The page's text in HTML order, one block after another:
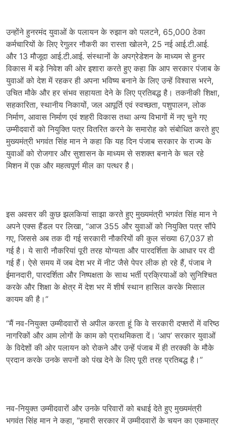
उन्होंने हुनरमंद युवाओं के पलायन के रुझान को पलटने, 65,000 ठेका
कर्मचारियों के लिए रेगुलर नौकरी का रास्ता खोलने, 25 नई आई.टी.आई.
और 13 मौजूदा आई.टी.आई. संस्थानों के अपग्रेडेशन के माध्यम से हुनर
विकास में बड़े निवेश की ओर इशारा करते हुए कहा कि आप सरकार पंजाब के
युवाओं को देश में रहकर ही अपना भविष्य बनाने के लिए उन्हें विश्वास भरने,
उचित मौके और हर संभव सहायता देने के लिए प्रतिबद्ध है। तकनीकी शिक्षा,
सहकारिता, स्थानीय निकायों, जल आपूर्ति एवं स्वच्छता, पशुपालन, लोक
निर्माण, आवास निर्माण एवं शहरी विकास तथा अन्य विभागों में नए चुने गए
उम्मीदवारों को नियुक्ति पत्र वितरित करने के समारोह को संबोधित करते हुए
मुख्यमंत्री भगवंत सिंह मान ने कहा कि यह दिन पंजाब सरकार के राज्य के
युवाओं को रोजगार और सुशासन के माध्यम से सशक्त बनाने के चल रहे
मिशन में एक और महत्वपूर्ण मील का पत्थर है।
इस अवसर की कुछ झलकियां साझा करते हुए मुख्यमंत्री भगवंत सिंह मान ने
अपने एक्स हैंडल पर लिखा, “आज 355 और युवाओं को नियुक्ति पत्र सौंपे
गए, जिससे अब तक दी गई सरकारी नौकरियों की कुल संख्या 67,037 हो
गई है। ये सारी नौकरियां पूरी तरह योग्यता और पारदर्शिता के आधार पर दी
गई हैं। ऐसे समय में जब देश भर में नीट जैसे पेपर लीक हो रहे हैं, पंजाब ने
ईमानदारी, पारदर्शिता और निष्पक्षता के साथ भर्ती प्रक्रियाओं को सुनिश्चित
करके और शिक्षा के क्षेत्र में देश भर में शीर्ष स्थान हासिल करके मिसाल
कायम की है।”
“मैं नव-नियुक्त उम्मीदवारों से अपील करता हूं कि वे सरकारी दफ्तरों में वरिष्ठ
नागरिकों और आम लोगों के काम को प्राथमिकता दें। ‘आप’ सरकार युवाओं
के विदेशों की ओर पलायन को रोकने और उन्हें पंजाब में ही तरक्की के मौके
प्रदान करके उनके सपनों को पंख देने के लिए पूरी तरह प्रतिबद्ध है।”
नव-नियुक्त उम्मीदवारों और उनके परिवारों को बधाई देते हुए मुख्यमंत्री
भगवंत सिंह मान ने कहा, “हमारी सरकार में उम्मीदवारों के चयन का एकमात्र